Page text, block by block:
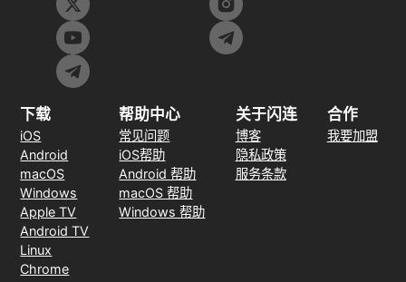
下载
iOS
Android
macOS
Windows
Apple TV
Android TV
Linux
Chrome
帮助中心
常见问题
iOS帮助
Android 帮助
macOS 帮助
Windows 帮助
关于闪连
博客
隐私政策
服务条款
合作
我要加盟